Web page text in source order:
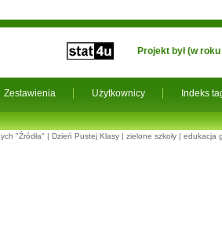
Zestawienia Użytkownicy Indeks
Projekt był (w
"Źródła" | Dzień Pustej Klasy | zielone szkoły | edukacja